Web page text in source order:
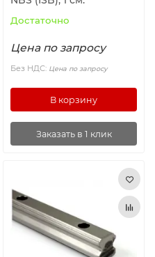
Достаточно
Цена по запросу
Без НДС: Цена по запросу
В корзину
Заказать в 1 клик